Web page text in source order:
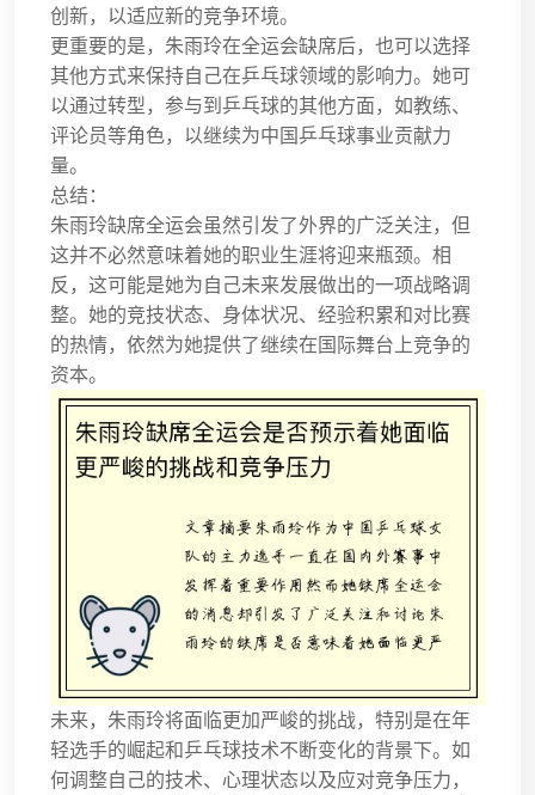
创新，以适应新的竞争环境。
更重要的是，朱雨玲在全运会缺席后，也可以选择
其他方式来保持自己在乒乓球领域的影响力。她可
以通过转型，参与到乒乓球的其他方面，如教练、
评论员等角色，以继续为中国乒乓球事业贡献力
量。
总结：
朱雨玲缺席全运会虽然引发了外界的广泛关注，但
这并不必然意味着她的职业生涯将迎来瓶颈。相
反，这可能是她为自己未来发展做出的一项战略调
整。她的竞技状态、身体状况、经验积累和对比赛
的热情，依然为她提供了继续在国际舞台上竞争的
资本。
未来，朱雨玲将面临更加严峻的挑战，特别是在年
轻选手的崛起和乒乓球技术不断变化的背景下。如
何调整自己的技术、心理状态以及应对竞争压力，